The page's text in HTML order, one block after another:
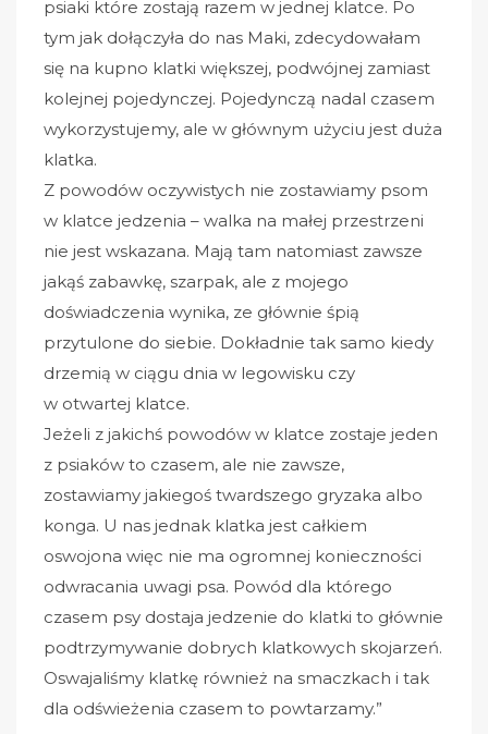
psiaki które zostają razem w jednej klatce. Po
tym jak dołączyła do nas Maki, zdecydowałam
się na kupno klatki większej, podwójnej zamiast
kolejnej pojedynczej. Pojedynczą nadal czasem
wykorzystujemy, ale w głównym użyciu jest duża
klatka.
Z powodów oczywistych nie zostawiamy psom
w klatce jedzenia – walka na małej przestrzeni
nie jest wskazana. Mają tam natomiast zawsze
jakąś zabawkę, szarpak, ale z mojego
doświadczenia wynika, ze głównie śpią
przytulone do siebie. Dokładnie tak samo kiedy
drzemią w ciągu dnia w legowisku czy
w otwartej klatce.
Jeżeli z jakichś powodów w klatce zostaje jeden
z psiaków to czasem, ale nie zawsze,
zostawiamy jakiegoś twardszego gryzaka albo
konga. U nas jednak klatka jest całkiem
oswojona więc nie ma ogromnej konieczności
odwracania uwagi psa. Powód dla którego
czasem psy dostaja jedzenie do klatki to głównie
podtrzymywanie dobrych klatkowych skojarzeń.
Oswajaliśmy klatkę również na smaczkach i tak
dla odświeżenia czasem to powtarzamy.”